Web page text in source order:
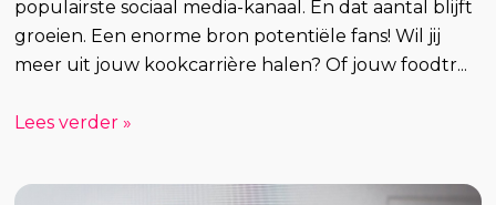
populairste sociaal media-kanaal. En dat aantal blijft
groeien. Een enorme bron potentiële fans! Wil jij
meer uit jouw kookcarrière halen? Of jouw foodtr...
Lees verder »